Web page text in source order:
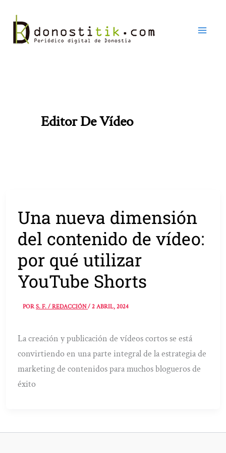
contenido
Editor De Vídeo
Una nueva dimensión
del contenido de vídeo:
por qué utilizar
YouTube Shorts
PORS. F. / REDACCIÓN/2 ABRIL, 2024
La creación y publicación de vídeos cortos se está
convirtiendo en una parte integral de la estrategia de
marketing de contenidos para muchos blogueros de
éxito